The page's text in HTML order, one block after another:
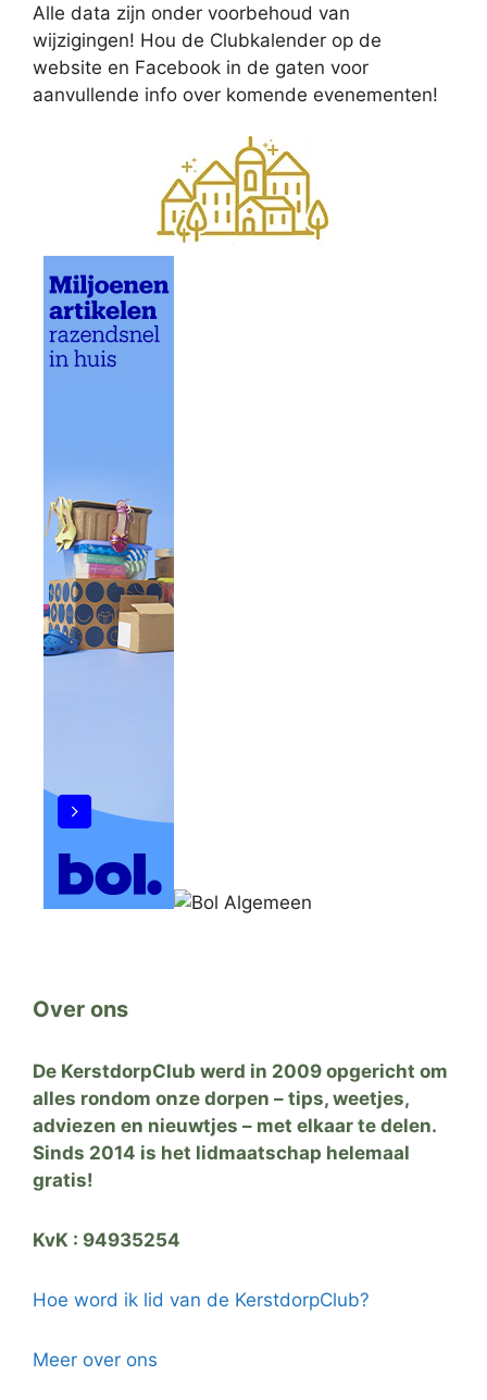
Alle data zijn onder voorbehoud van
wijzigingen! Hou de Clubkalender op de
website en Facebook in de gaten voor
aanvullende info over komende evenementen!
Over ons
De KerstdorpClub werd in 2009 opgericht om
alles rondom onze dorpen – tips, weetjes,
adviezen en nieuwtjes – met elkaar te delen.
Sinds 2014 is het lidmaatschap helemaal
gratis!
KvK : 94935254
Hoe word ik lid van de KerstdorpClub?
Meer over ons